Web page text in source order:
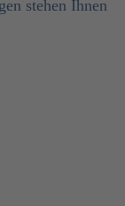
stehen Ihnen